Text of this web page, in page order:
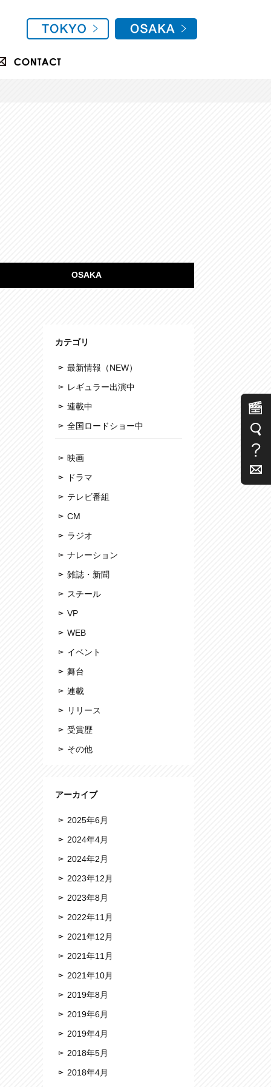
OSAKA
カテゴリ
最新情報（NEW）
レギュラー出演中
連載中
全国ロードショー中
映画
ドラマ
テレビ番組
CM
ラジオ
ナレーション
雑誌・新聞
スチール
VP
WEB
イベント
舞台
連載
リリース
受賞歴
その他
アーカイブ
2025年6月
2024年4月
2024年2月
2023年12月
2023年8月
2022年11月
2021年12月
2021年11月
2021年10月
2019年8月
2019年6月
2019年4月
2018年5月
2018年4月